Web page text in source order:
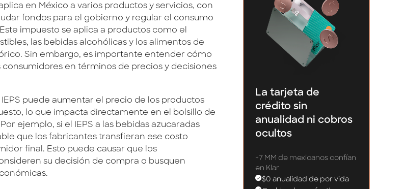
en México a varios productos y servicios, con
fondos para el gobierno y regular el consumo
impuesto se aplica a productos como el
las bebidas alcohólicas y los alimentos de
Sin embargo, es importante entender cómo
consumidores en términos de precios y decisiones
puede aumentar el precio de los productos
lo que impacta directamente en el bolsillo de
ejemplo, si el IEPS a las bebidas azucaradas
que los fabricantes transfieran ese costo
final. Esto puede causar que los
su decisión de compra o busquen
La tarjeta de
crédito sin
anualidad ni cobros
ocultos
+7 MM de mexicanos confían
en Klar
$0 anualidad de por vida